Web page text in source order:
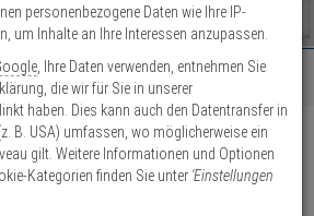
personenbezogene Daten wie Ihre IP-
um Inhalte an Ihre Interessen anzupassen.
, Ihre Daten verwenden, entnehmen Sie
die wir für Sie in unserer
haben. Dies kann auch den Datentransfer in
B. USA) umfassen, wo möglicherweise ein
gilt. Weitere Informationen und Optionen
Kategorien finden Sie unter 'Einstellungen